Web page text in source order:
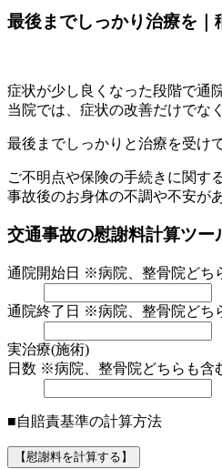
最後までしっかり治療を｜
症状が少し良くなった段階で通
当院では、症状の改善だけでな
最後までしっかりと治療を受け
ご不明点や保険の手続きに関す
事故後のお身体の不調や不安が
交通事故の慰謝料計算ツー
通院開始日 ※病院、整骨院どち
通院終了日 ※病院、整骨院どち
実治療(施術)
日数 ※病院、整骨院どちらも含
■自賠責基準の計算方法
【慰謝料を計算する】